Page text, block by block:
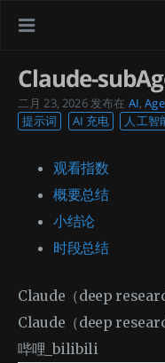
Claude-
二月 23, 2026发布在 AI,
提示词
AI 充电 人工智
观看指数
概要总结
小结论
时段总结
Claude（deep
Claude（deep
哔哩_bilibili